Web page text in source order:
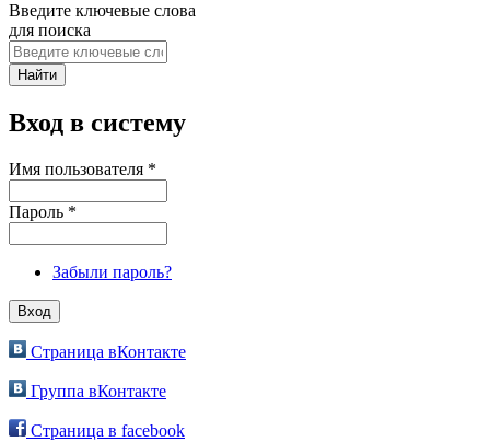
Введите ключевые слова
для поиска
Вход в систему
Имя пользователя *
Пароль *
Забыли пароль?
Страница вКонтакте
Группа вКонтакте
Страница в facebook